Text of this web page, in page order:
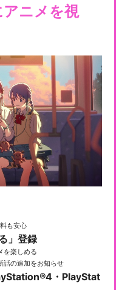
ニメを視
も安心
」登録
を楽しめる
話の追加をお知らせ
・PlayStat